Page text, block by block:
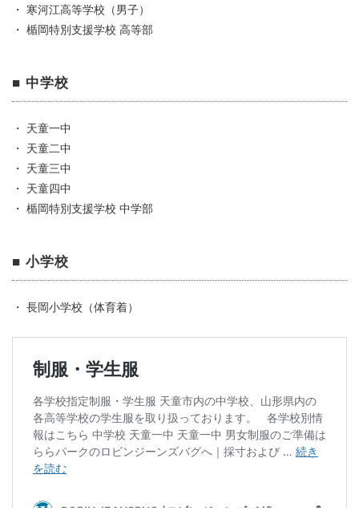
・ 寒河江高等学校（男子）
・ 楯岡特別支援学校 高等部
■ 中学校
・ 天童一中
・ 天童二中
・ 天童三中
・ 天童四中
・ 楯岡特別支援学校 中学部
■ 小学校
・ 長岡小学校（体育着）